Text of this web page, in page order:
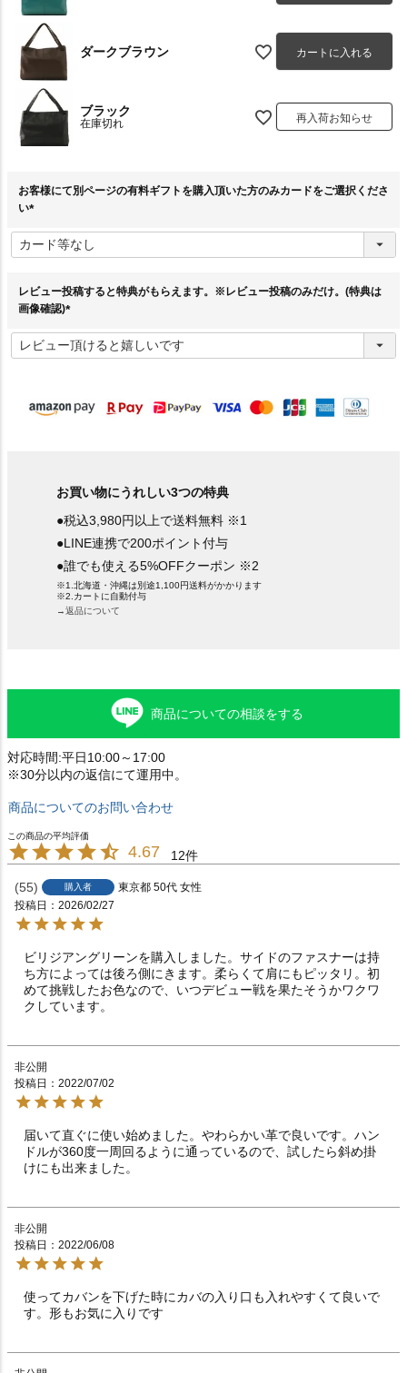
ダークブラウン カートに入れる
ブラック
在庫切れ 再入荷お知らせ
お客様にて別ページの有料ギフトを購入頂いた方のみカードをご選択くださ
い
必
須
レビュー投稿すると特典がもらえます。※レビュー投稿のみだけ。(特典は
画像確認)
必
須
お買い物にうれしい3つの特典
●税込3,980円以上で送料無料 ※1
●LINE連携で200ポイント付与
●誰でも使える5%OFFクーポン ※2
※1.北海道・沖縄は別途1,100円送料がかかります
※2.カートに自動付与
→返品について
商品についての相談をする
対応時間:平日10:00～17:00
※30分以内の返信にて運用中。
商品についてのお問い合わせ
4.67 12
55 購入者 東京都 50代 女性
投稿日
2026/02/27
ビリジアングリーンを購入しました。サイドのファスナーは持
ち方によっては後ろ側にきます。柔らくて肩にもピッタリ。初
めて挑戦したお色なので、いつデビュー戦を果たそうかワクワ
クしています。
非公開
投稿日
2022/07/02
届いて直ぐに使い始めました。やわらかい革で良いです。ハン
ドルが360度一周回るように通っているので、試したら斜め掛
けにも出来ました。
非公開
投稿日
2022/06/08
使ってカバンを下げた時にカバの入り口も入れやすくて良いで
す。形もお気に入りです